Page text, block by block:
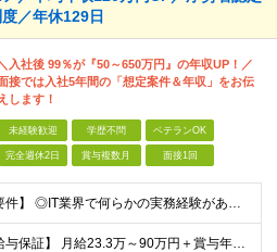
／年休129日
入社後 99％が『50～650万円』の年収UP！／
接では入社5年間の「想定案件＆年収」をお伝
えします！
未経験歓迎 学歴不問 ベテランOK
完全週休2日 賞与複数月 面接1回
【応募要件】 ◎IT業界で何らかの実務経験がある方 └2～3ヶ月の実務経験のある方は歓迎します！ 例）PCキッティングやモバイル通信基地局の業務経験者など インフラエンジニアとして経験のある方は、
【前職給与保証】 月給23.3万～90万円＋賞与年2回＋インセンティブ ★年収1000万円以上の実績あり！ ※上記月給には月20～30時間分（2万9,300円～21万7,900円）の固定残業代を含み